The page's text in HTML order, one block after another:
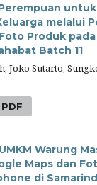
melalui
Produk
Batch 11
Joko Sutarto,
Warung
Maps dan
di